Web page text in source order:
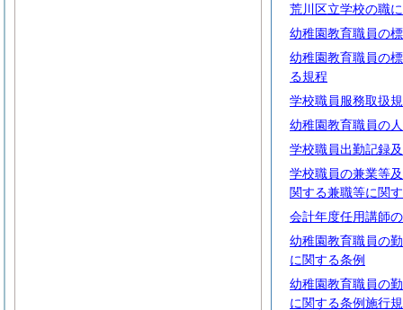
荒川区立学校の職
幼稚園教育職員の
幼稚園教育職員の
る規程
学校職員服務取扱
幼稚園教育職員の
学校職員出勤記録
学校職員の兼業等
関する兼職等に関
会計年度任用講師
幼稚園教育職員の
に関する条例
幼稚園教育職員の
に関する条例施行